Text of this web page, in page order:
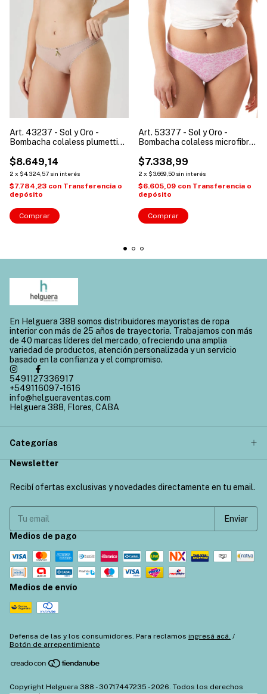
Art. 43237 - Sol y Oro -
Bombacha colaless plumetti
$8.649,14
2 x $4.324,57 sin interés
$7.784,23 con Transferencia o
depósito
Comprar
Art. 53377 - Sol y Oro -
Bombacha colaless microfibra
$7.338,99
2 x $3.669,50 sin interés
$6.605,09 con Transferencia o
depósito
Comprar
En Helguera 388 somos distribuidores mayoristas de ropa
interior con más de 25 años de trayectoria. Trabajamos con más
de 40 marcas líderes del mercado, ofreciendo una amplia
variedad de productos, atención personalizada y un servicio
basado en la confianza y el compromiso.
5491127336917
+549116097-1616
info@helgueraventas.com
Helguera 388, Flores, CABA
Categorías
Newsletter
Recibí ofertas exclusivas y novedades directamente en tu email.
Medios de pago
Medios de envío
Defensa de las y los consumidores. Para reclamos ingresá acá. /
Botón de arrepentimiento
Copyright Helguera 388 - 30717447235 - 2026. Todos los derechos